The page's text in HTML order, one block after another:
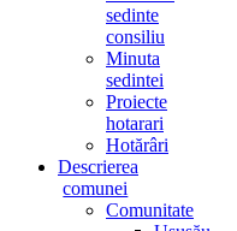
sedinte
consiliu
Minuta
sedintei
Proiecte
hotarari
Hotărâri
Descrierea
comunei
Comunitate